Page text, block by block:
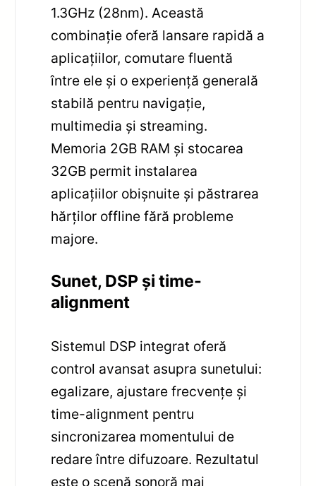
1.3GHz (28nm). Această
combinație oferă lansare rapidă a
aplicațiilor, comutare fluentă
între ele și o experiență generală
stabilă pentru navigație,
multimedia și streaming.
Memoria 2GB RAM și stocarea
32GB permit instalarea
aplicațiilor obișnuite și păstrarea
hărților offline fără probleme
majore.
Sunet, DSP și time-
alignment
Sistemul DSP integrat oferă
control avansat asupra sunetului:
egalizare, ajustare frecvențe și
time-alignment pentru
sincronizarea momentului de
redare între difuzoare. Rezultatul
este o scenă sonoră mai